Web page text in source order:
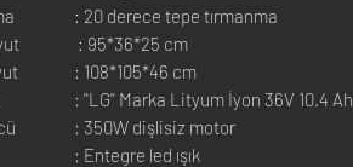
: 20 derece tepe tırmanma
: 95*36*25 cm
: 108*105*46 cm
: ''LG'' Marka Lityum İyon 36V 10.4 Ah
Gücü : 350W dişlisiz motor
: Entegre led ışık